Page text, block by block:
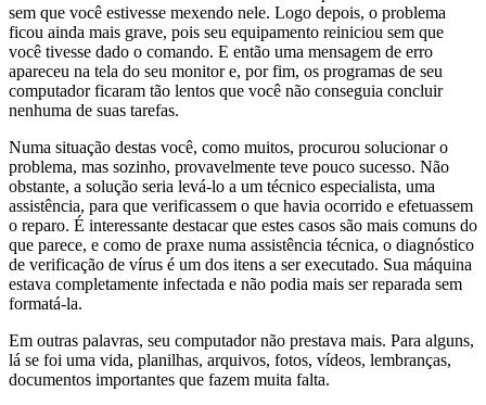
sem que você estivesse mexendo nele. Logo depois, o problema
ficou ainda mais grave, pois seu equipamento reiniciou sem que
você tivesse dado o comando. E então uma mensagem de erro
apareceu na tela do seu monitor e, por fim, os programas de seu
computador ficaram tão lentos que você não conseguia concluir
nenhuma de suas tarefas.
Numa situação destas você, como muitos, procurou solucionar o
problema, mas sozinho, provavelmente teve pouco sucesso. Não
obstante, a solução seria levá-lo a um técnico especialista, uma
assistência, para que verificassem o que havia ocorrido e efetuassem
o reparo. É interessante destacar que estes casos são mais comuns do
que parece, e como de praxe numa assistência técnica, o diagnóstico
de verificação de vírus é um dos itens a ser executado. Sua máquina
estava completamente infectada e não podia mais ser reparada sem
formatá-la.
Em outras palavras, seu computador não prestava mais. Para alguns,
lá se foi uma vida, planilhas, arquivos, fotos, vídeos, lembranças,
documentos importantes que fazem muita falta.